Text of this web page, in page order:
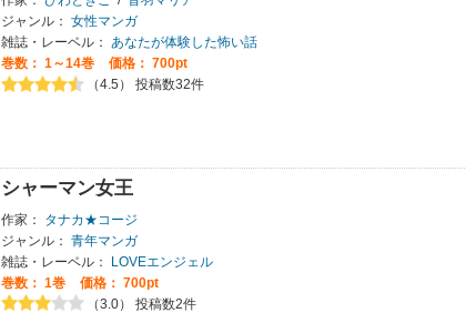
ジャンル： 女性マンガ
雑誌・レーベル： あなたが体験した怖い話
巻数： 1～14巻
価格： 700pt
（4.5） 投稿数32件
シャーマン女王
作家：
タナカ★コージ
ジャンル： 青年マンガ
雑誌・レーベル：
LOVEエンジェル
巻数： 1巻
価格： 700pt
（3.0） 投稿数2件